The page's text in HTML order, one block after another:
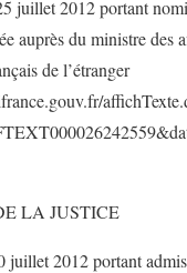
juillet 2012 portant
auprès du ministre des
de l’étranger
LA JUSTICE
juillet 2012 portant